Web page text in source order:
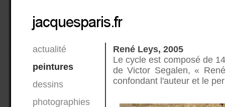
actualité
peintures
dessins
photographies
René Leys, 2005
Le cycle est composé de
de Victor Segalen, «
confondant l'auteur et le